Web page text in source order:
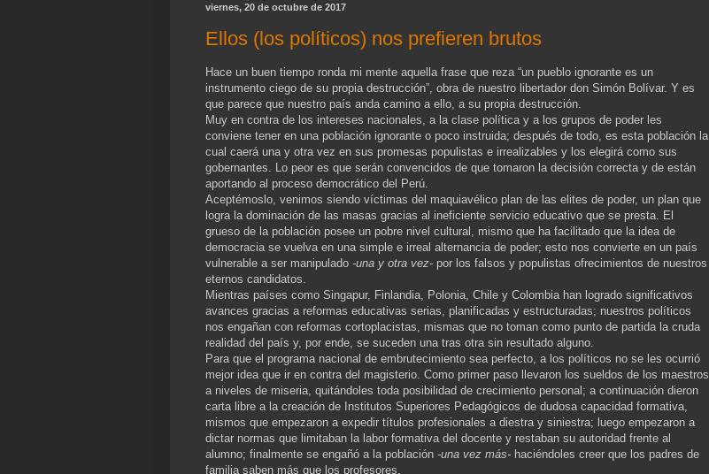
viernes, 20 de octubre de 2017
Ellos (los políticos) nos prefieren brutos
Hace un buen tiempo ronda mi mente aquella frase que reza “un pueblo ignorante es un
instrumento ciego de su propia destrucción”, obra de nuestro libertador don Simón Bolívar. Y es
que parece que nuestro país anda camino a ello, a su propia destrucción.
Muy en contra de los intereses nacionales, a la clase política y a los grupos de poder les
conviene tener en una población ignorante o poco instruida; después de todo, es esta población la
cual caerá una y otra vez en sus promesas populistas e irrealizables y los elegirá como sus
gobernantes. Lo peor es que serán convencidos de que tomaron la decisión correcta y de están
aportando al proceso democrático del Perú.
Aceptémoslo, venimos siendo víctimas del maquiavélico plan de las elites de poder, un plan que
logra la dominación de las masas gracias al ineficiente servicio educativo que se presta. El
grueso de la población posee un pobre nivel cultural, mismo que ha facilitado que la idea de
democracia se vuelva en una simple e irreal alternancia de poder; esto nos convierte en un país
vulnerable a ser manipulado -una y otra vez- por los falsos y populistas ofrecimientos de nuestros
eternos candidatos.
Mientras países como Singapur, Finlandia, Polonia, Chile y Colombia han logrado significativos
avances gracias a reformas educativas serias, planificadas y estructuradas; nuestros políticos
nos engañan con reformas cortoplacistas, mismas que no toman como punto de partida la cruda
realidad del país y, por ende, se suceden una tras otra sin resultado alguno.
Para que el programa nacional de embrutecimiento sea perfecto, a los políticos no se les ocurrió
mejor idea que ir en contra del magisterio. Como primer paso llevaron los sueldos de los maestros
a niveles de miseria, quitándoles toda posibilidad de crecimiento personal; a continuación dieron
carta libre a la creación de Institutos Superiores Pedagógicos de dudosa capacidad formativa,
mismos que empezaron a expedir títulos profesionales a diestra y siniestra; luego empezaron a
dictar normas que limitaban la labor formativa del docente y restaban su autoridad frente al
alumno; finalmente se engañó a la población -una vez más- haciéndoles creer que los padres de
familia saben más que los profesores.